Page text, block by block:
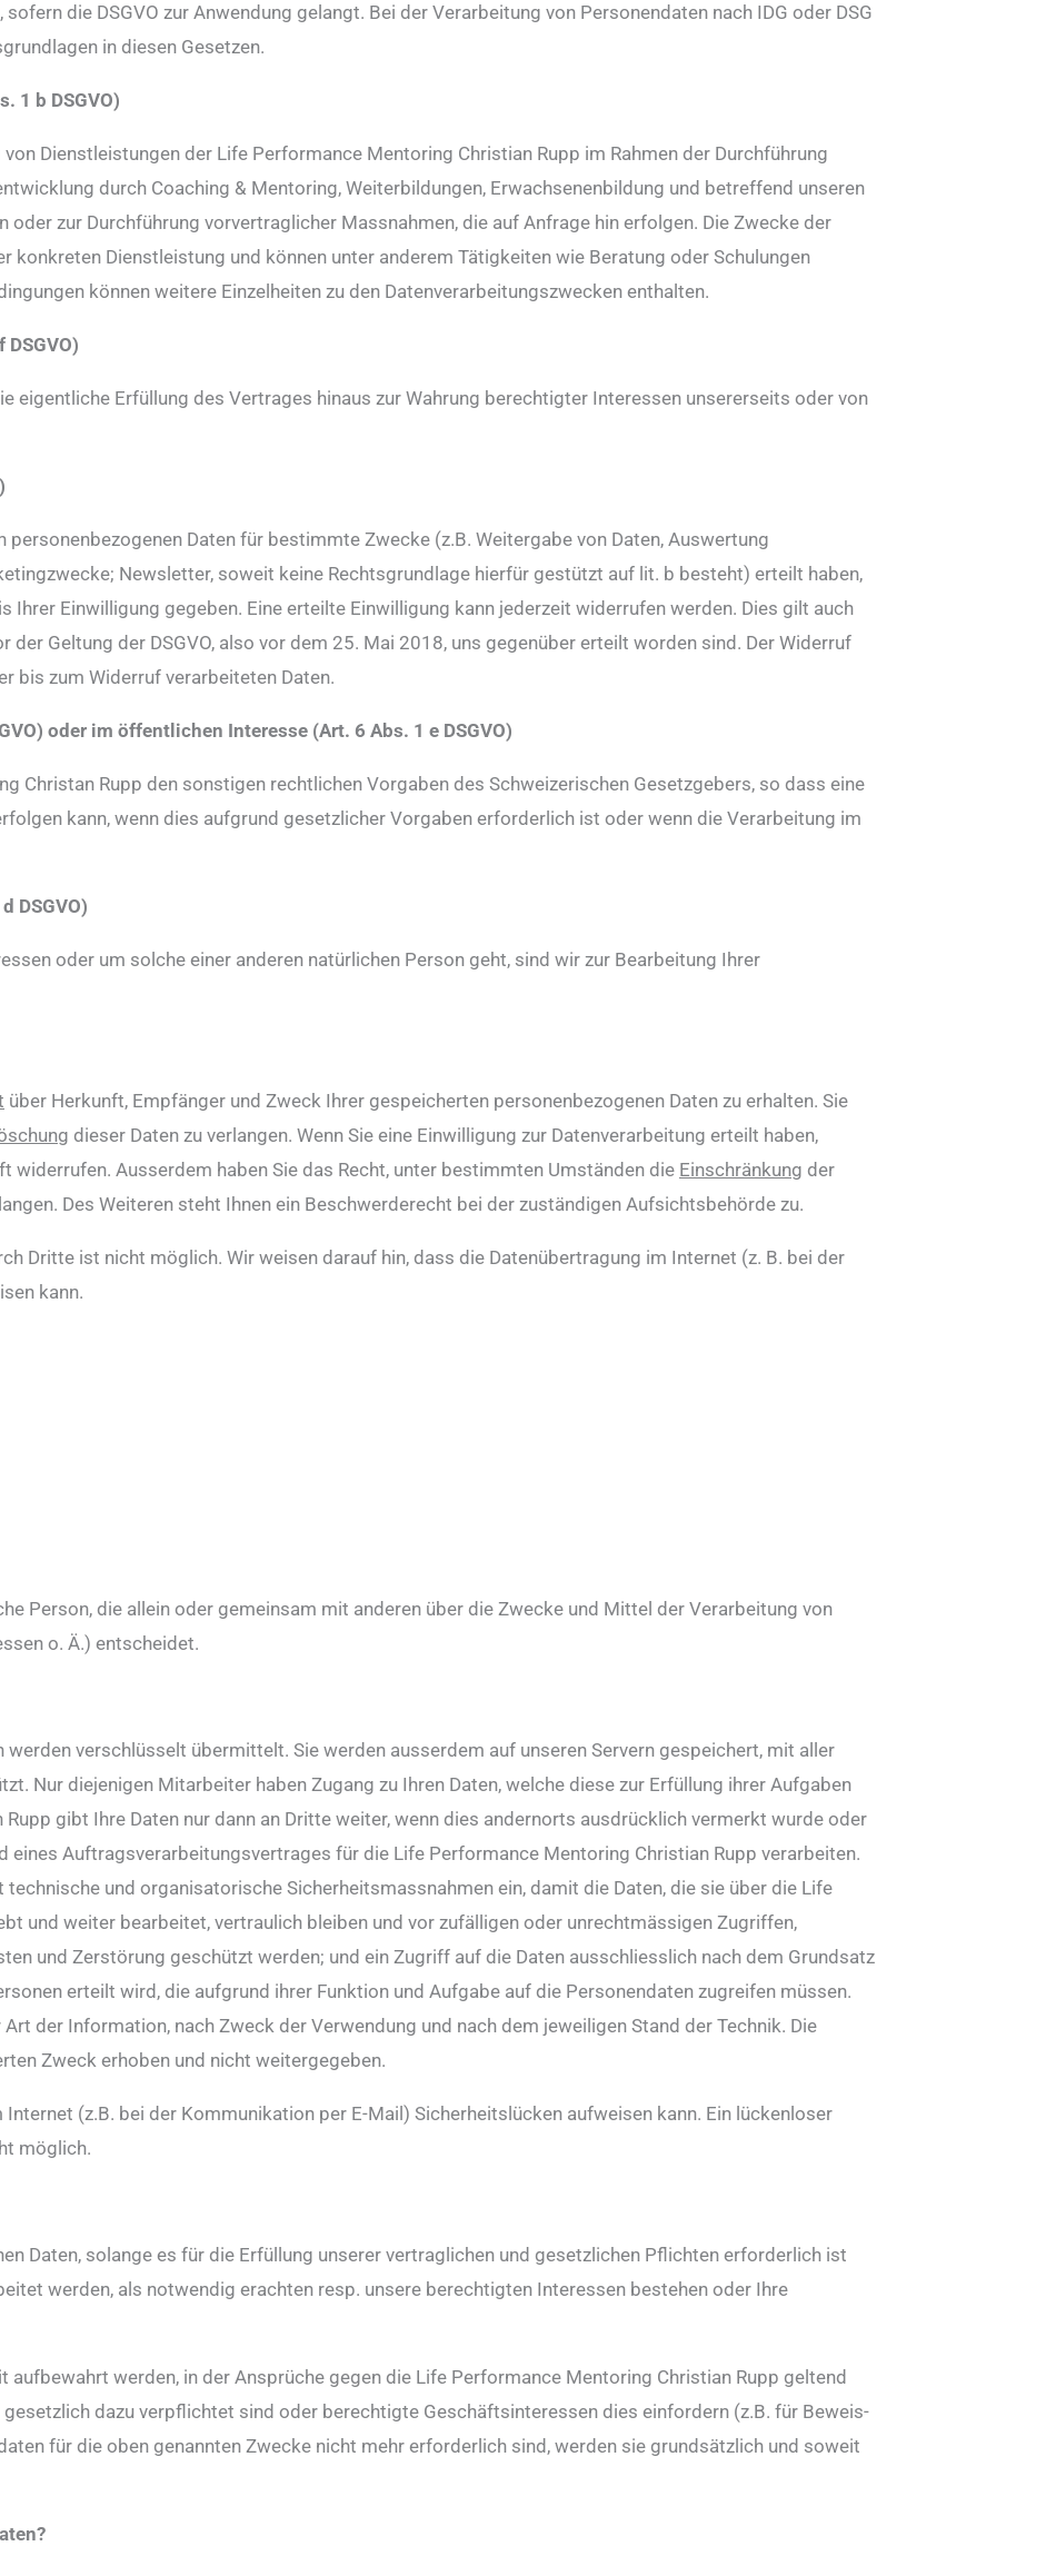
die DSGVO zur Anwendung gelangt. Bei der Verarbeitung von Personendaten nach IDG oder DSG
in diesen Gesetzen.
1 b DSGVO)
Dienstleistungen der Life Performance Mentoring Christian Rupp im Rahmen der Durchführung
durch Coaching & Mentoring, Weiterbildungen, Erwachsenenbildung und betreffend unseren
oder zur Durchführung vorvertraglicher Massnahmen, die auf Anfrage hin erfolgen. Die Zwecke der
konkreten Dienstleistung und können unter anderem Tätigkeiten wie Beratung oder Schulungen
können weitere Einzelheiten zu den Datenverarbeitungszwecken enthalten.
eigentliche Erfüllung des Vertrages hinaus zur Wahrung berechtigter Interessen unsererseits oder von
Daten für bestimmte Zwecke (z.B. Weitergabe von Daten, Auswertung
Newsletter, soweit keine Rechtsgrundlage hierfür gestützt auf lit. b besteht) erteilt haben,
Einwilligung gegeben. Eine erteilte Einwilligung kann jederzeit widerrufen werden. Dies gilt auch
Geltung der DSGVO, also vor dem 25. Mai 2018, uns gegenüber erteilt worden sind. Der Widerruf
bis zum Widerruf verarbeiteten Daten.
oder im öffentlichen Interesse (Art. 6 Abs. 1 e DSGVO)
Christan Rupp den sonstigen rechtlichen Vorgaben des Schweizerischen Gesetzgebers, so dass eine
kann, wenn dies aufgrund gesetzlicher Vorgaben erforderlich ist oder wenn die Verarbeitung im
DSGVO)
oder um solche einer anderen natürlichen Person geht, sind wir zur Bearbeitung Ihrer
über Herkunft, Empfänger und Zweck Ihrer gespeicherten personenbezogenen Daten zu erhalten. Sie
dieser Daten zu verlangen. Wenn Sie eine Einwilligung zur Datenverarbeitung erteilt haben,
widerrufen. Ausserdem haben Sie das Recht, unter bestimmten Umständen die Einschränkung der
Des Weiteren steht Ihnen ein Beschwerderecht bei der zuständigen Aufsichtsbehörde zu.
Dritte ist nicht möglich. Wir weisen darauf hin, dass die Datenübertragung im Internet (z. B. bei der
kann.
Person, die allein oder gemeinsam mit anderen über die Zwecke und Mittel der Verarbeitung von
o. Ä.) entscheidet.
werden verschlüsselt übermittelt. Sie werden ausserdem auf unseren Servern gespeichert, mit aller
Nur diejenigen Mitarbeiter haben Zugang zu Ihren Daten, welche diese zur Erfüllung ihrer Aufgaben
gibt Ihre Daten nur dann an Dritte weiter, wenn dies andernorts ausdrücklich vermerkt wurde oder
eines Auftragsverarbeitungsvertrages für die Life Performance Mentoring Christian Rupp verarbeiten.
und organisatorische Sicherheitsmassnahmen ein, damit die Daten, die sie über die Life
und weiter bearbeitet, vertraulich bleiben und vor zufälligen oder unrechtmässigen Zugriffen,
und Zerstörung geschützt werden; und ein Zugriff auf die Daten ausschliesslich nach dem Grundsatz
erteilt wird, die aufgrund ihrer Funktion und Aufgabe auf die Personendaten zugreifen müssen.
der Information, nach Zweck der Verwendung und nach dem jeweiligen Stand der Technik. Die
Zweck erhoben und nicht weitergegeben.
(z.B. bei der Kommunikation per E-Mail) Sicherheitslücken aufweisen kann. Ein lückenloser
möglich.
Daten, solange es für die Erfüllung unserer vertraglichen und gesetzlichen Pflichten erforderlich ist
werden, als notwendig erachten resp. unsere berechtigten Interessen bestehen oder Ihre
werden, in der Ansprüche gegen die Life Performance Mentoring Christian Rupp geltend
dazu verpflichtet sind oder berechtigte Geschäftsinteressen dies einfordern (z.B. für Beweis-
für die oben genannten Zwecke nicht mehr erforderlich sind, werden sie grundsätzlich und soweit